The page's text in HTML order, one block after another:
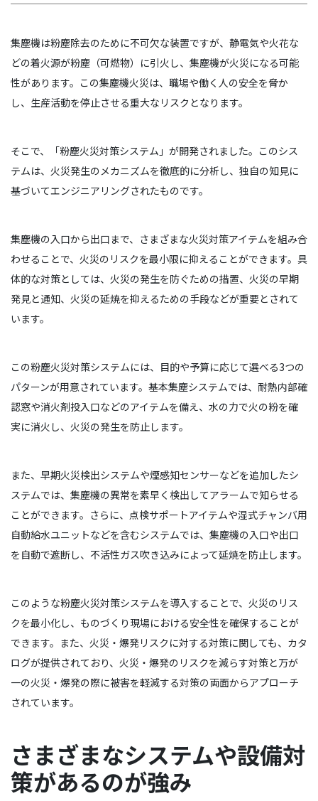
集塵機は粉塵除去のために不可欠な装置ですが、静電気や火花な
どの着火源が粉塵（可燃物）に引火し、集塵機が火災になる可能
性があります。この集塵機火災は、職場や働く人の安全を脅か
し、生産活動を停止させる重大なリスクとなります。
そこで、「粉塵火災対策システム」が開発されました。このシス
テムは、火災発生のメカニズムを徹底的に分析し、独自の知見に
基づいてエンジニアリングされたものです。
集塵機の入口から出口まで、さまざまな火災対策アイテムを組み合
わせることで、火災のリスクを最小限に抑えることができます。具
体的な対策としては、火災の発生を防ぐための措置、火災の早期
発見と通知、火災の延焼を抑えるための手段などが重要とされて
います。
この粉塵火災対策システムには、目的や予算に応じて選べる3つの
パターンが用意されています。基本集塵システムでは、耐熱内部確
認窓や消火剤投入口などのアイテムを備え、水の力で火の粉を確
実に消火し、火災の発生を防止します。
また、早期火災検出システムや煙感知センサーなどを追加したシ
ステムでは、集塵機の異常を素早く検出してアラームで知らせる
ことができます。さらに、点検サポートアイテムや湿式チャンバ用
自動給水ユニットなどを含むシステムでは、集塵機の入口や出口
を自動で遮断し、不活性ガス吹き込みによって延焼を防止します。
このような粉塵火災対策システムを導入することで、火災のリス
クを最小化し、ものづくり現場における安全性を確保することが
できます。また、火災・爆発リスクに対する対策に関しても、カタ
ログが提供されており、火災・爆発のリスクを減らす対策と万が
一の火災・爆発の際に被害を軽減する対策の両面からアプローチ
されています。
さまざまなシステムや設備対
策があるのが強み